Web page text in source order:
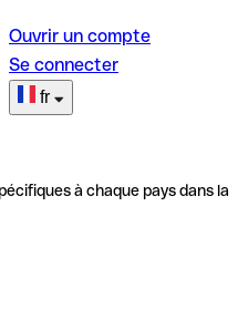
Ouvrir un compte
Se connecter
fr
à chaque pays dans la